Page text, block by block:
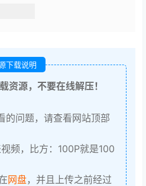
下载说明
资源，不要在线解压！
的问题，请查看网站顶部
频，比方：100P就是100
网盘，并且上传之前经过